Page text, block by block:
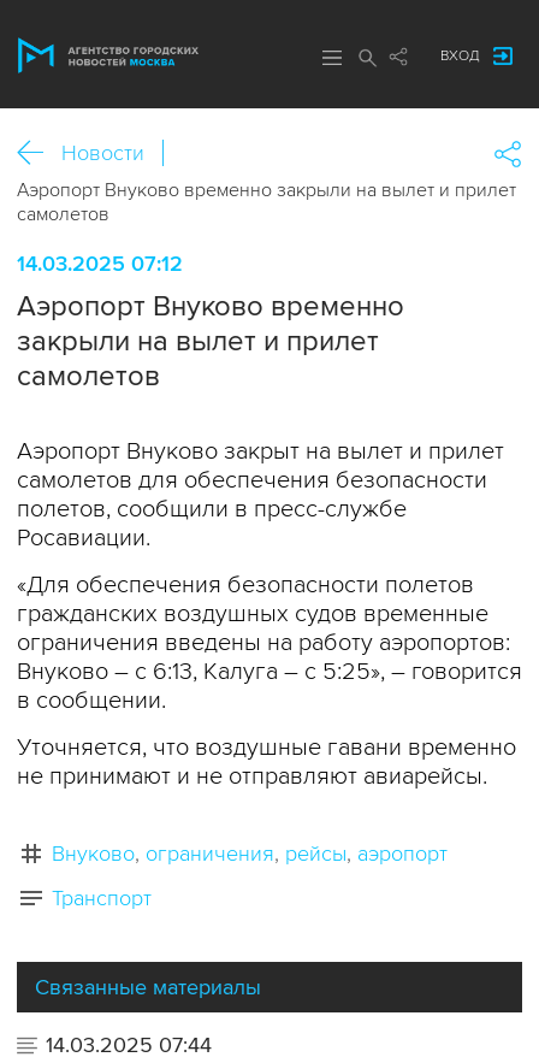
ВХОД
Новости
Аэропорт Внуково временно закрыли на вылет и прилет
самолетов
14.03.2025 07:12
Аэропорт Внуково временно
закрыли на вылет и прилет
самолетов
Аэропорт Внуково закрыт на вылет и прилет
самолетов для обеспечения безопасности
полетов, сообщили в пресс-службе
Росавиации.
«Для обеспечения безопасности полетов
гражданских воздушных судов временные
ограничения введены на работу аэропортов:
Внуково – с 6:13, Калуга – с 5:25», – говорится
в сообщении.
Уточняется, что воздушные гавани временно
не принимают и не отправляют авиарейсы.
Внуково ограничения рейсы аэропорт
Транспорт
Связанные материалы
14.03.2025 07:44